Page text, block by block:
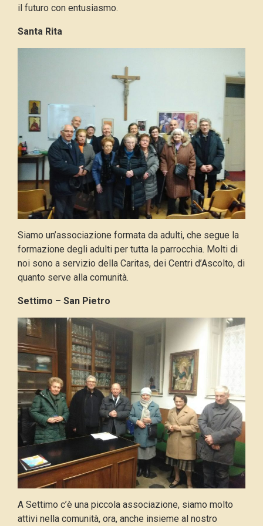
il futuro con entusiasmo.
Santa Rita
Siamo un’associazione formata da adulti, che segue la
formazione degli adulti per tutta la parrocchia. Molti di
noi sono a servizio della Caritas, dei Centri d’Ascolto, di
quanto serve alla comunità.
Settimo – San Pietro
A Settimo c’è una piccola associazione, siamo molto
attivi nella comunità, ora, anche insieme al nostro